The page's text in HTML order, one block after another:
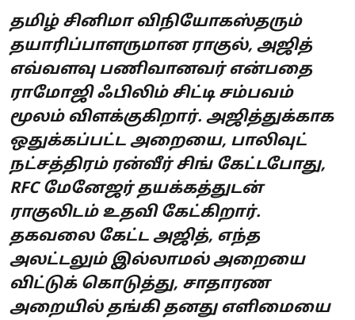
தமிழ் சினிமா விநியோகஸ்தரும்
தயாரிப்பாளருமான ராகுல், அஜித்
எவ்வளவு பணிவானவர் என்பதை
ராமோஜி ஃபிலிம் சிட்டி சம்பவம்
மூலம் விளக்குகிறார். அஜித்துக்காக
ஒதுக்கப்பட்ட அறையை, பாலிவுட்
நட்சத்திரம் ரன்வீர் சிங் கேட்டபோது,
RFC மேனேஜர் தயக்கத்துடன்
ராகுலிடம் உதவி கேட்கிறார்.
தகவலை கேட்ட அஜித், எந்த
அலட்டலும் இல்லாமல் அறையை
விட்டுக் கொடுத்து, சாதாரண
அறையில் தங்கி தனது எளிமையை